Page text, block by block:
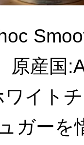
原産国
トチ
ガーを